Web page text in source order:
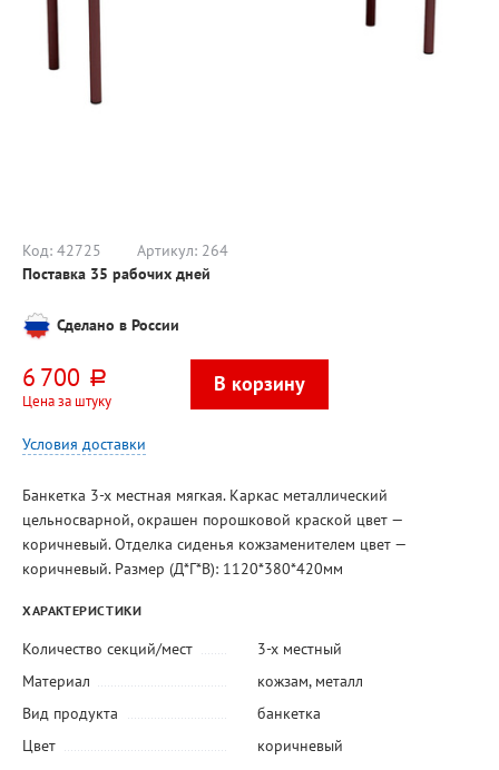
Код: 42725 Артикул: 264
Поставка 35 рабочих дней
Сделано в России
6 700 руб.
Цена за штуку
Условия доставки
Банкетка 3-х местная мягкая. Каркас металлический
цельносварной, окрашен порошковой краской цвет —
коричневый. Отделка сиденья кожзаменителем цвет —
коричневый. Размер (Д*Г*В): 1120*380*420мм
ХАРАКТЕРИСТИКИ
Количество секций/мест
3-х местный
Материал
кожзам, металл
Вид продукта
банкетка
Цвет
коричневый